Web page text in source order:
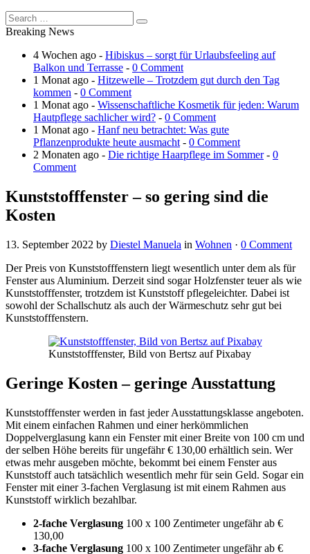
Breaking News
4 Wochen ago - Hibiskus – sorgt für Urlaubsfeeling auf
Balkon und Terrasse - 0 Comment
1 Monat ago - Hitzewelle – Trotzdem gut durch den Tag
kommen - 0 Comment
1 Monat ago - Wissenschaftliche Kosmetik für jeden: Warum
Hautpflege sachlicher wird? - 0 Comment
1 Monat ago - Hanf neu betrachtet: Was gute
Pflanzenprodukte heute ausmacht - 0 Comment
2 Monaten ago - Die richtige Haarpflege im Sommer- 0
Comment
Kunststofffenster – so gering sind die
Kosten
13. September 2022 by Diestel Manuela in Wohnen · 0 Comment
Der Preis von Kunststofffenstern liegt wesentlich unter dem als für
Fenster aus Aluminium. Derzeit sind sogar Holzfenster teuer als wie
Kunststofffenster, trotzdem ist Kunststoff pflegeleichter. Dabei ist
sowohl der Schallschutz als auch der Wärmeschutz sehr gut bei
Kunststofffenstern.
Kunststofffenster, Bild von Bertsz auf Pixabay
Geringe Kosten – geringe Ausstattung
Kunststofffenster werden in fast jeder Ausstattungsklasse angeboten.
Mit einem einfachen Rahmen und einer herkömmlichen
Doppelverglasung kann ein Fenster mit einer Breite von 100 cm und
der selben Höhe bereits für ungefähr € 130,00 erhältlich sein. Wer
etwas mehr ausgeben möchte, bekommt bei einem Fenster aus
Kunststoff auch tatsächlich wesentlich mehr für sein Geld. Sogar ein
Fenster mit einer 3-fachen Verglasung ist mit einem Rahmen aus
Kunststoff wirklich bezahlbar.
2-fache Verglasung 100 x 100 Zentimeter ungefähr ab €
130,00
3-fache Verglasung 100 x 100 Zentimeter ungefähr ab €